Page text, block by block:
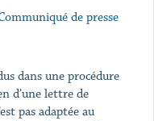
de presse
dans une procédure
d’une lettre de
pas adaptée au